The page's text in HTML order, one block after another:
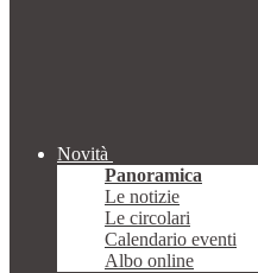
Novità
Panoramica
Le notizie
Le circolari
Calendario eventi
Albo online